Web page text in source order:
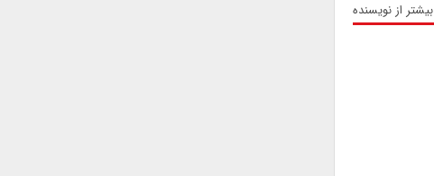
بیشتر از نویسنده